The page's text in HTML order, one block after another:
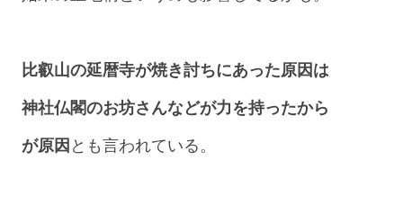
比叡山の延暦寺が焼き討ちにあった原因は
神社仏閣のお坊さんなどが力を持ったから
が原因 とも言われている。